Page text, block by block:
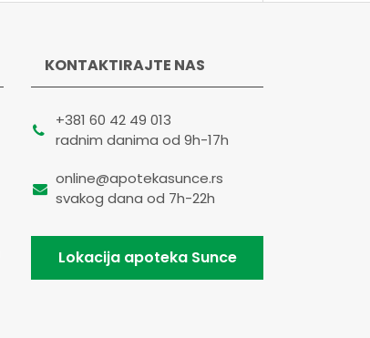
KONTAKTIRAJTE NAS
+381 60 42 49 013
radnim danima od 9h-17h
online@apotekasunce.rs
svakog dana od 7h-22h
Lokacija apoteka Sunce